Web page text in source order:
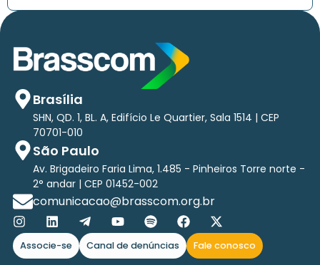
Brasília
SHN, QD. 1, BL. A, Edifício Le Quartier, Sala 1514 | CEP
70701-010
São Paulo
Av. Brigadeiro Faria Lima, 1.485 - Pinheiros Torre norte -
2° andar | CEP 01452-002
comunicacao@brasscom.org.br
Associe-se Canal de denúncias Fale conosco